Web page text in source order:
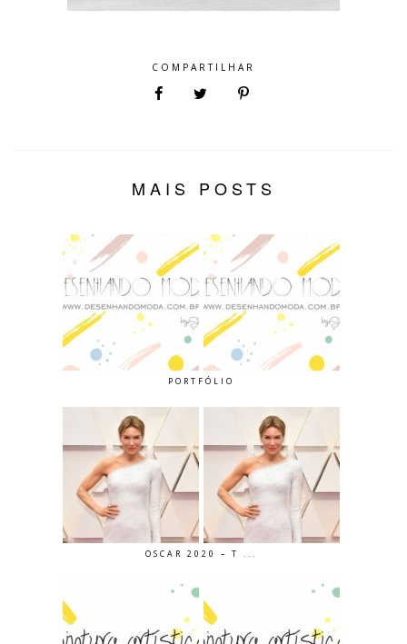
COMPARTILHAR
MAIS POSTS
PORTFÓLIO
OSCAR 2020 – T ...